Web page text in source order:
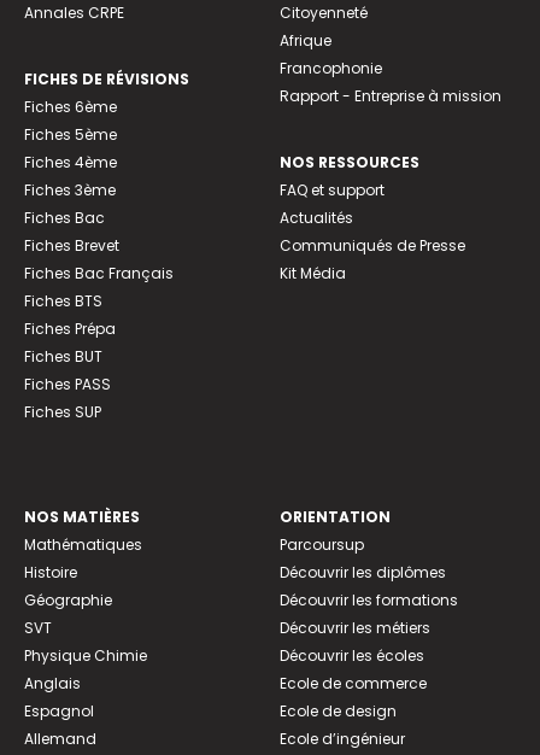
Annales CRPE
FICHES DE RÉVISIONS
Fiches 6ème
Fiches 5ème
Fiches 4ème
Fiches 3ème
Fiches Bac
Fiches Brevet
Fiches Bac Français
Fiches BTS
Fiches Prépa
Fiches BUT
Fiches PASS
Fiches SUP
Citoyenneté
Afrique
Francophonie
Rapport - Entreprise à mission
NOS RESSOURCES
FAQ et support
Actualités
Communiqués de Presse
Kit Média
NOS MATIÈRES
Mathématiques
Histoire
Géographie
SVT
Physique Chimie
Anglais
Espagnol
Allemand
ORIENTATION
Parcoursup
Découvrir les diplômes
Découvrir les formations
Découvrir les métiers
Découvrir les écoles
Ecole de commerce
Ecole de design
Ecole d’ingénieur